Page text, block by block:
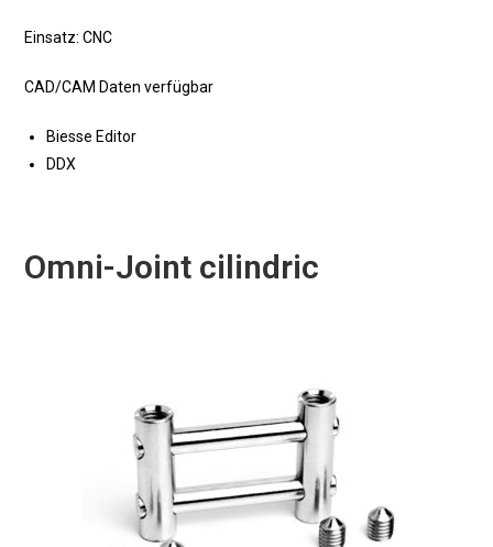
Einsatz: CNC
CAD/CAM Daten verfügbar
Biesse Editor
DDX
Omni-Joint cilindric